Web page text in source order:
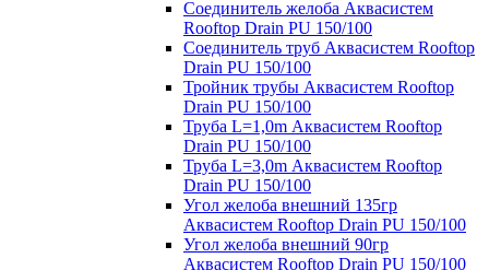
Соединитель желоба Аквасистем
Rooftop Drain PU 150/100
Соединитель труб Аквасистем Rooftop
Drain PU 150/100
Тройник трубы Аквасистем Rooftop
Drain PU 150/100
Труба L=1,0m Аквасистем Rooftop
Drain PU 150/100
Труба L=3,0m Аквасистем Rooftop
Drain PU 150/100
Угол желоба внешний 135гр
Аквасистем Rooftop Drain PU 150/100
Угол желоба внешний 90гр
Аквасистем Rooftop Drain PU 150/100